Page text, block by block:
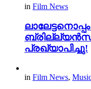
in Film News
ബ്രില്ല്യൻസ്’;
പ്രഖ്യാപിച്ചു!
in Film News,